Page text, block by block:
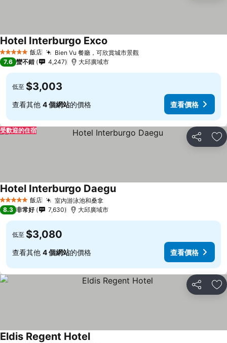
5 星級 飯店 Bien Vu 餐廳，可欣賞城市景觀
Hotel Interburgo Exco
7.6 蠻不錯 4,247 大邱廣域市
低至 $3,003
查看其他 4 個網站的價格 查看價格
分享 加
受歡迎的住宿
5 星級 飯店 室內游泳池和桑拿
Hotel Interburgo Daegu
8.3 非常好 7,630 大邱廣域市
低至 $3,080
查看其他 4 個網站的價格 查看價格
分享 加
Eldis Regent Hotel